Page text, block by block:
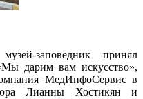
заповедник принял
дарим вам искусство»,
МедИнфоСервис в
Лианны Хостикян и